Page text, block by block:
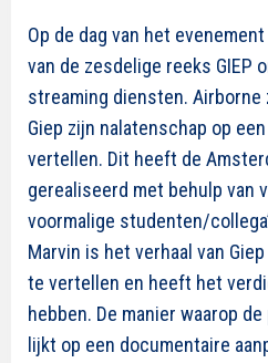
Op de dag van het
van de zesdelige reeks GIEP
streaming diensten. Airborne
Giep zijn nalatenschap op
vertellen. Dit heeft de
gerealiseerd met behulp van
voormalige studenten/
Marvin is het verhaal van
te vertellen en heeft het
hebben. De manier waarop
lijkt op een documentaire